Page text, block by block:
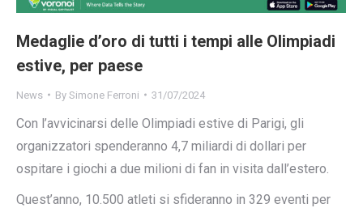
Medaglie d’oro di tutti i tempi alle Olimpiadi
estive, per paese
News By Simone Ferroni 31/07/2024
Con l’avvicinarsi delle Olimpiadi estive di Parigi, gli
organizzatori spenderanno 4,7 miliardi di dollari per
ospitare i giochi a due milioni di fan in visita dall’estero.
Quest’anno, 10.500 atleti si sfideranno in 329 eventi per